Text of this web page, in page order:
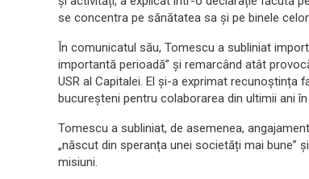
se concentra pe sănătatea sa și pe binele
În comunicatul său, Tomescu a subliniat
importantă perioadă” și remarcând atât
USR al Capitalei. El și-a exprimat recunoștința
bucureșteni pentru colaborarea din ultimii ani
Tomescu a subliniat, de asemenea,
„născut din speranța unei societăți mai bune”
misiuni.